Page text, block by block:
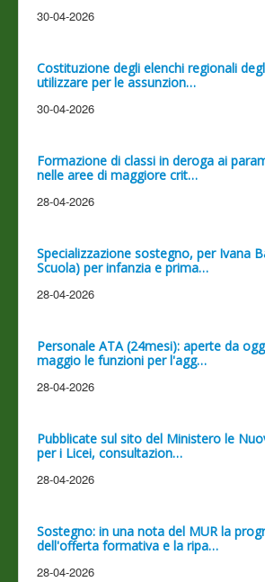
30-04-2026
Costituzione degli elenchi regionali
utilizzare per le assunzion…
30-04-2026
Formazione di classi in deroga ai
nelle aree di maggiore crit…
28-04-2026
Specializzazione sostegno, per Ivana
Scuola) per infanzia e prima…
28-04-2026
Personale ATA (24mesi): aperte da
maggio le funzioni per l'agg…
28-04-2026
Pubblicate sul sito del Ministero le
per i Licei, consultazion…
28-04-2026
Sostegno: in una nota del MUR la
dell'offerta formativa e la ripa…
28-04-2026